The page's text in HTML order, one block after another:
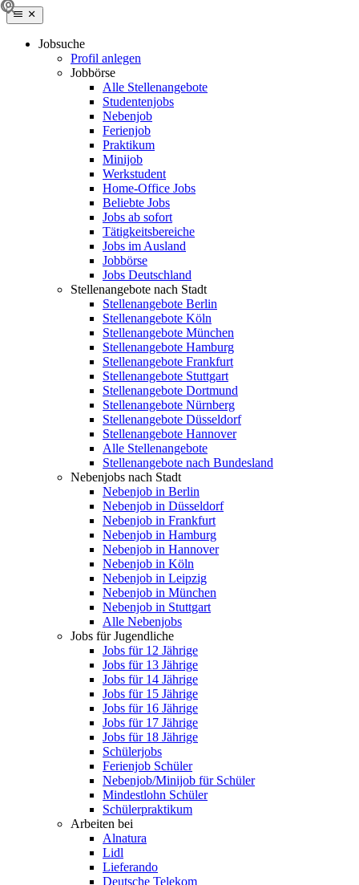
Jobsuche
Profil anlegen
Jobbörse
Alle Stellenangebote
Studentenjobs
Nebenjob
Ferienjob
Praktikum
Minijob
Werkstudent
Home-Office Jobs
Beliebte Jobs
Jobs ab sofort
Tätigkeitsbereiche
Jobs im Ausland
Jobbörse
Jobs Deutschland
Stellenangebote nach Stadt
Stellenangebote Berlin
Stellenangebote Köln
Stellenangebote München
Stellenangebote Hamburg
Stellenangebote Frankfurt
Stellenangebote Stuttgart
Stellenangebote Dortmund
Stellenangebote Nürnberg
Stellenangebote Düsseldorf
Stellenangebote Hannover
Alle Stellenangebote
Stellenangebote nach Bundesland
Nebenjobs nach Stadt
Nebenjob in Berlin
Nebenjob in Düsseldorf
Nebenjob in Frankfurt
Nebenjob in Hamburg
Nebenjob in Hannover
Nebenjob in Köln
Nebenjob in Leipzig
Nebenjob in München
Nebenjob in Stuttgart
Alle Nebenjobs
Jobs für Jugendliche
Jobs für 12 Jährige
Jobs für 13 Jährige
Jobs für 14 Jährige
Jobs für 15 Jährige
Jobs für 16 Jährige
Jobs für 17 Jährige
Jobs für 18 Jährige
Schülerjobs
Ferienjob Schüler
Nebenjob/Minijob für Schüler
Mindestlohn Schüler
Schülerpraktikum
Arbeiten bei
Alnatura
Lidl
Lieferando
Deutsche Telekom